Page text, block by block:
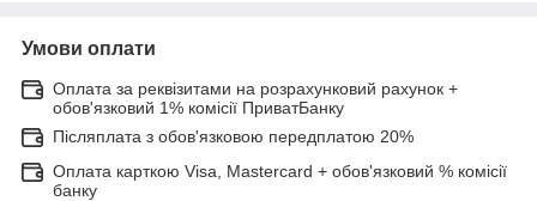
Умови оплати
Оплата за реквізитами на розрахунковий рахунок +
обов'язковий 1% комісії ПриватБанку
Післяплата з обов'язковою передплатою 20%
Оплата карткою Visa, Mastercard + обов'язковий % комісії
банку